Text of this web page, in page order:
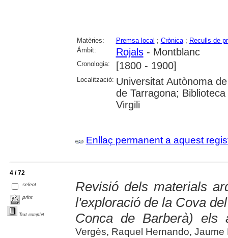
Matèries: Premsa local ; Crònica; Reculls de
Àmbit:
Rojals- Montblanc
Cronologia: [1800 - 1900]
Localització: Universitat Autònoma
de Tarragona;
Virgili
Enllaç permanent a aquest
4 / 72
select
print
Text complet
Revisió dels materials
l'exploració de la Cova
Conca de Barberà) els
Vergès, Raquel Hernando, Jaume